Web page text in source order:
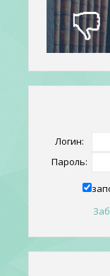
Логин:
Пароль: